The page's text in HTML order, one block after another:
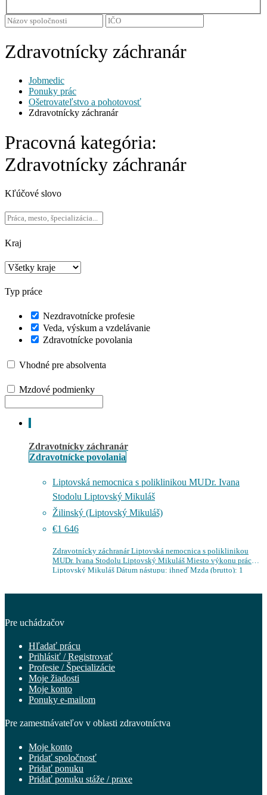
Zdravotnícky záchranár
Jobmedic
Ponuky prác
Ošetrovateľstvo a pohotovosť
Zdravotnícky záchranár
Pracovná kategória:
Zdravotnícky záchranár
Kľúčové slovo
Kraj
Typ práce
Nezdravotnícke profesie
Veda, výskum a vzdelávanie
Zdravotnícke povolania
Vhodné pre absolventa
Mzdové podmienky
Zdravotnícky záchranár
Zdravotnícke povolania
Liptovská nemocnica s poliklinikou MUDr. Ivana
Stodolu Liptovský Mikuláš
Žilinský (Liptovský Mikuláš)
€1 646
Zdravotnícky záchranár Liptovská nemocnica s poliklinikou
MUDr. Ivana Stodolu Liptovský Mikuláš Miesto výkonu práce:
Liptovský Mikuláš Dátum nástupu: ihneď Mzda (brutto): 1
Pre uchádzačov
Hľadať prácu
Prihlásiť / Registrovať
Profesie / Špecializácie
Moje žiadosti
Moje konto
Ponuky e-mailom
Pre zamestnávateľov v oblasti zdravotníctva
Moje konto
Pridať spoločnosť
Pridať ponuku
Pridať ponuku stáže / praxe